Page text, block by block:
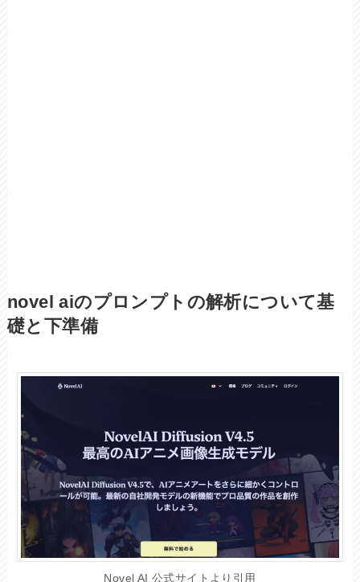
novel aiのプロンプトの解析について基
礎と下準備
Novel AI 公式サイトより引用